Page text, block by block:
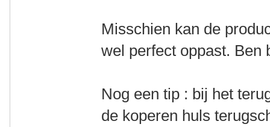
Misschien kan de
wel perfect oppast. Ben
Nog een tip : bij het
de koperen huls